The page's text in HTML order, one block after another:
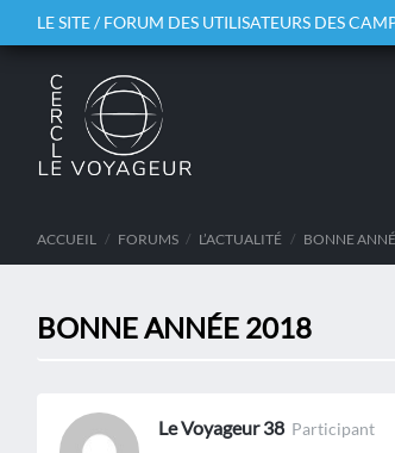
LE SITE / FORUM DES UTILISATEURS DES
ACCUEIL / FORUMS / L’ACTUALITÉ / BONNE
BONNE ANNÉE 2018
Le Voyageur 38 Participant